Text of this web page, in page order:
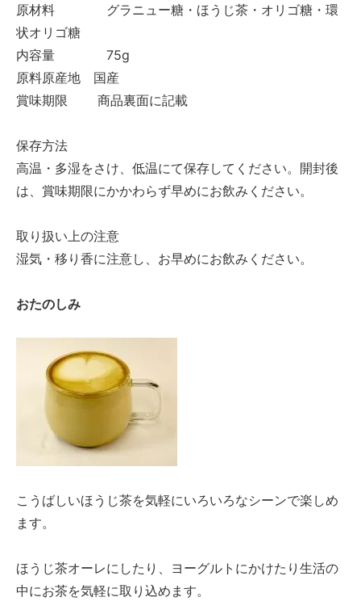
原材料 グラニュー糖・ほうじ茶・オリゴ糖・環
状オリゴ糖
内容量 75g
原料原産地 国産
賞味期限 商品裏面に記載
保存方法
高温・多湿をさけ、低温にて保存してください。開封後
は、賞味期限にかかわらず早めにお飲みください。
取り扱い上の注意
湿気・移り香に注意し、お早めにお飲みください。
おたのしみ
こうばしいほうじ茶を気軽にいろいろなシーンで楽しめ
ます。
ほうじ茶オーレにしたり、ヨーグルトにかけたり生活の
中にお茶を気軽に取り込めます。